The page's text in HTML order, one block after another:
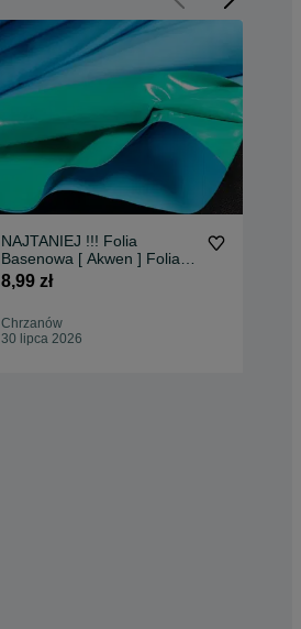
NAJTANIEJ !!! Folia
Basenowa [ Akwen ] Folia
do oczka wodnego
8,99 zł
Chrzanów
30 lipca 2026